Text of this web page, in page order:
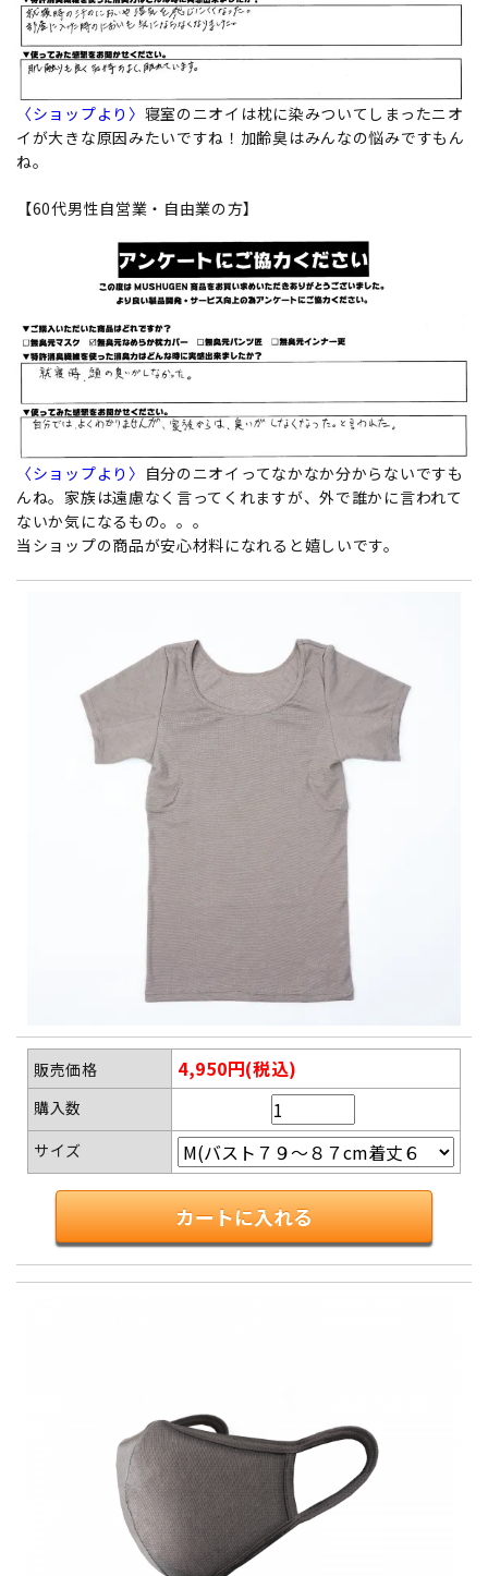
〈ショップより〉 寝室のニオイは枕に染みついてしまったニオ
イが大きな原因みたいですね！加齢臭はみんなの悩みですもん
ね。
【60代男性自営業・自由業の方】
〈ショップより〉 自分のニオイってなかなか分からないですも
んね。家族は遠慮なく言ってくれますが、外で誰かに言われて
ないか気になるもの。。。
当ショップの商品が安心材料になれると嬉しいです。
販売価格 4,950円(税込)
購入数
サイズ